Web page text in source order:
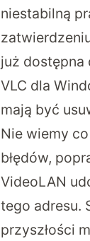
niestabilną
już dostępna
VLC dla
mają być
Nie wiemy
błędów,
VideoLAN
tego adresu.
przyszłości